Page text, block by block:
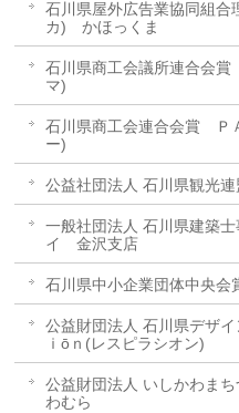
石川県屋外広告業協同組
カ) かほっくま
石川県商工会議所連合会
マ)
石川県商工会連合会賞
ー)
公益社団法人 石川県観光
一般社団法人 石川県建築
イ 金沢支店
石川県中小企業団体中央
公益財団法人 石川県デザ
ｉōｎ(レスピラシオン)
公益財団法人 いしかわま
わむら